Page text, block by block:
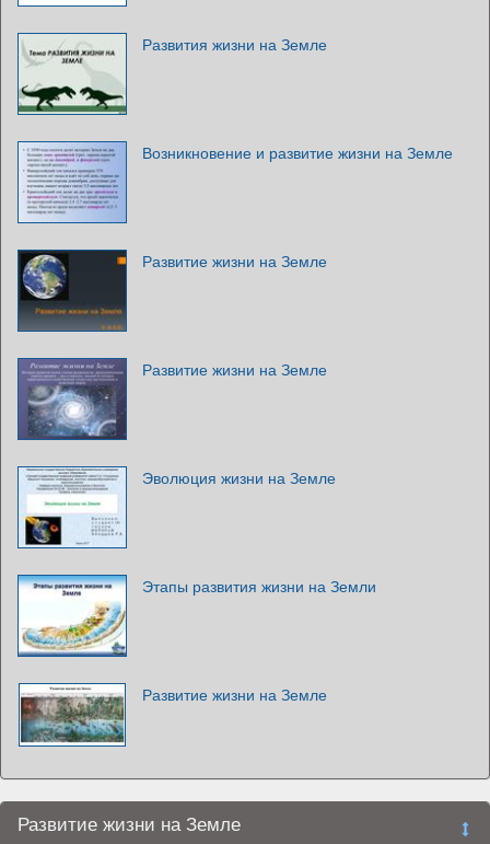
Развития жизни на Земле
Возникновение и развитие жизни на Земле
Развитие жизни на Земле
Развитие жизни на Земле
Эволюция жизни на Земле
Этапы развития жизни на Земли
Развитие жизни на Земле
Развитие жизни на Земле